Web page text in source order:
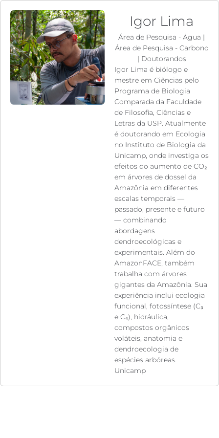
Igor Lima
Área de Pesquisa - Água |
Área de Pesquisa - Carbono
| Doutorandos
Igor Lima é biólogo e
mestre em Ciências pelo
Programa de Biologia
Comparada da Faculdade
de Filosofia, Ciências e
Letras da USP. Atualmente
é doutorando em Ecologia
no Instituto de Biologia da
Unicamp, onde investiga os
efeitos do aumento de CO₂
em árvores de dossel da
Amazônia em diferentes
escalas temporais —
passado, presente e futuro
— combinando
abordagens
dendroecológicas e
experimentais. Além do
AmazonFACE, também
trabalha com árvores
gigantes da Amazônia. Sua
experiência inclui ecologia
funcional, fotossíntese (C₃
e C₄), hidráulica,
compostos orgânicos
voláteis, anatomia e
dendroecologia de
espécies arbóreas.
Unicamp